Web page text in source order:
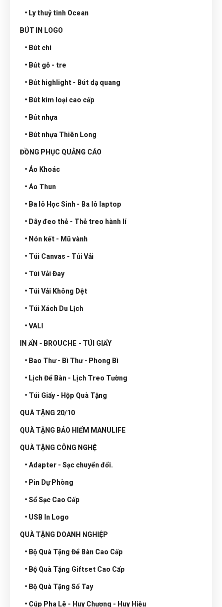
• Ly thuỷ tinh Ocean
BÚT IN LOGO
• Bút chì
• Bút gỗ - tre
• Bút highlight - Bút dạ quang
• Bút kim loại cao cấp
• Bút nhựa
• Bút nhựa Thiên Long
ĐỒNG PHỤC QUẢNG CÁO
• Áo Khoác
• Áo Thun
• Ba lô Học Sinh - Ba lô laptop
• Dây đeo thẻ - Thẻ treo hành lí
• Nón kết - Mũ vành
• Túi Canvas - Túi Vải
• Túi Vải Đay
• Túi Vải Không Dệt
• Túi Xách Du Lịch
• VALI
IN ẤN - BROUCHE - TÚI GIẤY
• Bao Thư - Bì Thư - Phong Bì
• Lịch Để Bàn - Lịch Treo Tường
• Túi Giấy - Hộp Quà Tặng
QUÀ TẶNG 20/10
QUÀ TẶNG BẢO HIỂM MANULIFE
QUÀ TẶNG CÔNG NGHỆ
• Adapter - Sạc chuyển đổi.
• Pin Dự Phòng
• Sổ Sạc Cao Cấp
• USB In Logo
QUÀ TẶNG DOANH NGHIỆP
• Bộ Quà Tặng Để Bàn Cao Cấp
• Bộ Quà Tặng Giftset Cao Cấp
• Bộ Quà Tặng Sổ Tay
• Cúp Pha Lê - Huy Chương - Huy Hiệu